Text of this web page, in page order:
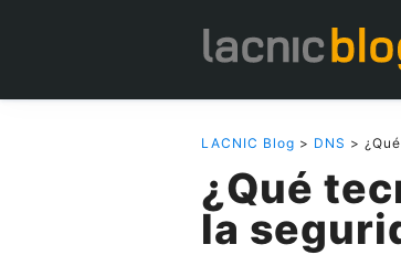
LACNIC Blog > DNS >
¿Qué
la